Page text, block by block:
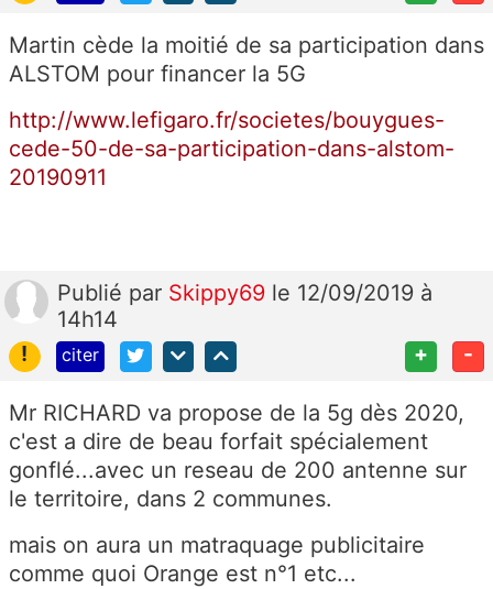
Martin cède la moitié de sa participation dans
ALSTOM pour financer la 5G
http://www.lefigaro.fr/societes/bouygues-
cede-50-de-sa-participation-dans-alstom-
20190911
Publié par Skippy69 le 12/09/2019 à
14h14
!
citer + -
Mr RICHARD va propose de la 5g dès 2020,
c'est a dire de beau forfait spécialement
gonflé...avec un reseau de 200 antenne sur
le territoire, dans 2 communes.
mais on aura un matraquage publicitaire
comme quoi Orange est n°1 etc...